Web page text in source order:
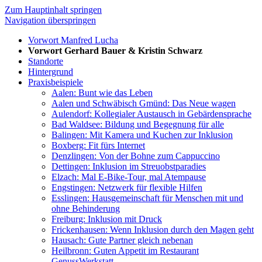
Zum Hauptinhalt springen
Navigation überspringen
Vorwort Manfred Lucha
Vorwort Gerhard Bauer & Kristin Schwarz
Standorte
Hintergrund
Praxisbeispiele
Aalen: Bunt wie das Leben
Aalen und Schwäbisch Gmünd: Das Neue wagen
Aulendorf: Kol­legi­aler Aus­tausch in Ge­bär­den­spra­che
Bad Wald­see: Bil­dung und Be­geg­nung für alle
Balingen: Mit Ka­mera und Ku­chen zur In­klu­sion
Boxberg: Fit fürs Internet
Denzlingen: Von der Bohne zum Cappuccino
Dettingen: Inklusion im Streuobstparadies
Elzach: Mal E-Bike-Tour, mal Atempause
Engstingen: Netz­werk für flexible Hilfen
Esslingen: Haus­ge­mein­schaft für Menschen mit und
ohne Behin­derung
Freiburg: Inklusion mit Druck
Frickenhausen: Wenn In­klu­sion durch den Magen geht
Hausach: Gute Partner gleich nebenan
Heilbronn: Guten Appetit im Restaurant